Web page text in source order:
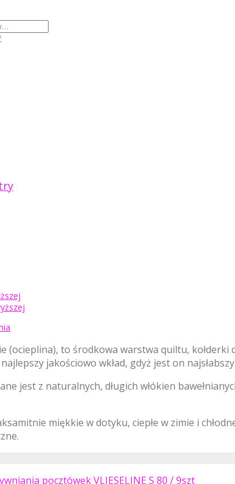
(ocieplina), to środkowa warstwa quiltu,
jakościowo wkład, gdyż jest on
jest z naturalnych, długich włókien
miękkie w dotyku, ciepłe w zimie i
pocztówek VLIESELINE S 80 / 9szt